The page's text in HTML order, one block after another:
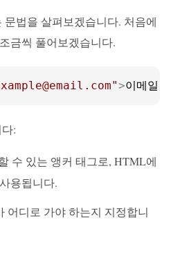
법을 살펴보겠습니다. 처음에
금씩 풀어보겠습니다.
>이메일
:
수 있는 앵커 태그로, HTML에
용됩니다.
어디로 가야 하는지 지정합니